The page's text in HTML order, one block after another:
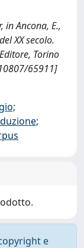
in Ancona, E.,
XX secolo.
Torino
65911]
e